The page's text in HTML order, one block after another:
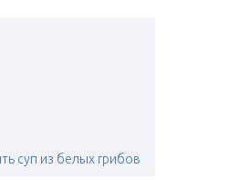
суп из белых грибов